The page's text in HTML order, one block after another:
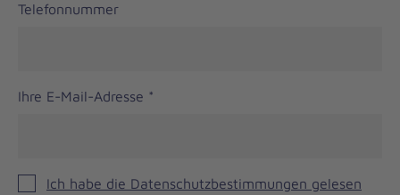
Telefonnummer
Ihre E-Mail-Adresse *
Ich habe die Datenschutzbestimmungen gelesen